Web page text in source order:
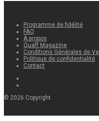
Programme de fidélité
FAQ
À propos
Quaff Magazine
Conditions Générales de
Politique de confidentialité
Contact
© 2026 Copyright